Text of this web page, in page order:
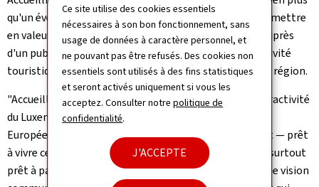
Ce site utilise des cookies essentiels
nécessaires à son bon fonctionnement, sans
usage de données à caractère personnel, et
ne pouvant pas être refusés. Des cookies non
essentiels sont utilisés à des fins statistiques
et seront activés uniquement si vous les
acceptez. Consulter notrepolitique de
confidentialité.
J'ACCEPTE
qu'un événement sportif. C'est une occasion unique de mettre
en valeur ses paysages, sa culture et son patrimoine auprès
d'un public international, tout en renforçant l'attractivité
touristique et l'image de marque de notre pays et de la région.
"Accueillir le Tour de France, c'est aussi renforcer l'attractivité
du Luxembourg et inscrire notre pays dans le cœur des
Européens et du monde entier. Le Luxembourg est prêt — prêt
à vivre cet événement avec enthousiasme et fierté, et surtout
prêt à partager avec la France, l'Europe et le monde une vision